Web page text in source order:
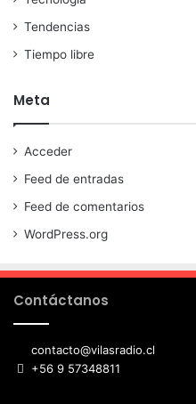
Tendencias
Tiempo libre
Meta
Acceder
Feed de entradas
Feed de comentarios
WordPress.org
Contáctanos
contacto@vilasradio.cl
+56 9 57348811